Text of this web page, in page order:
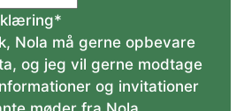
*
Nola må gerne opbevare
og jeg vil gerne modtage
og invitationer